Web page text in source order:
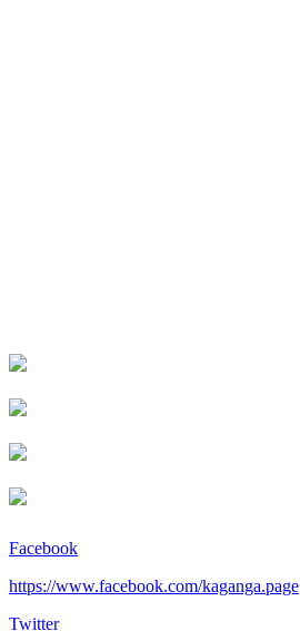
Facebook
https://www.facebook.com/kaganga.page
Twitter